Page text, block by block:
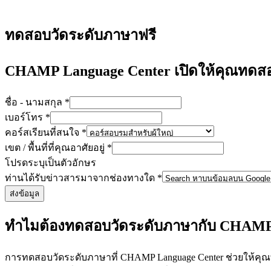
ทดสอบวัดระดับภาษาฟรี
CHAMP Language Center เปิดให้คุณท
ชื่อ - นามสกุล *
เบอร์โทร *
คอร์สเรียนที่สนใจ *
เขต / พื้นที่ที่คุณอาศัยอยู่ *
โปรดระบุเป็นตัวอักษร
ท่านได้รับข่าวสารมาจากช่องทางใด *
ส่งข้อมูล
ทำไมต้องทดสอบวัดระดับภาษากับ CHAMP
การทดสอบวัดระดับภาษาที่ CHAMP Language Center ช่วยใ